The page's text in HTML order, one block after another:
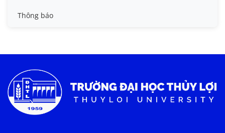
Tin đào tạo
Tin tức chung
Thông báo